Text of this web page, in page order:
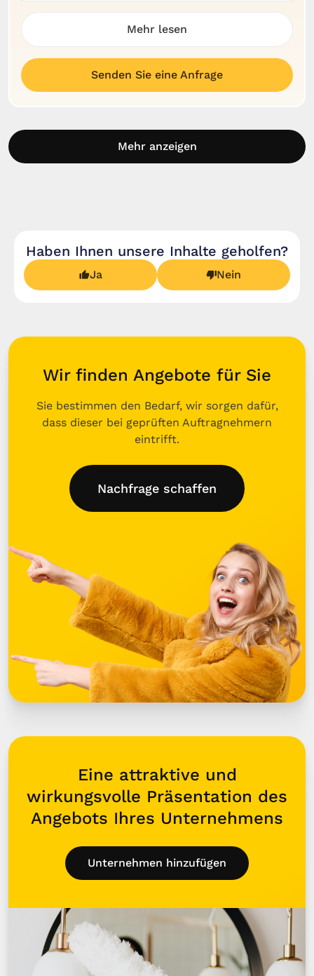
Mehr lesen
Senden Sie eine Anfrage
Mehr anzeigen
Haben Ihnen unsere Inhalte geholfen?
Ja Nein
Wir finden Angebote für Sie
Sie bestimmen den Bedarf, wir sorgen dafür,
dass dieser bei geprüften Auftragnehmern
eintrifft.
Nachfrage schaffen
Eine attraktive und
wirkungsvolle Präsentation des
Angebots Ihres Unternehmens
Unternehmen hinzufügen